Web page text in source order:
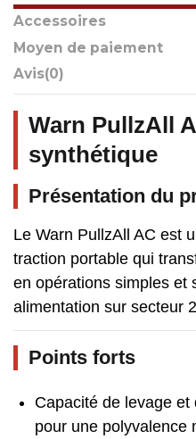
Accessoires
Moyen de paiement
Avis(0)
Warn PullzAll
synthétique
Présentation du
Le Warn PullzAll AC est
traction portable qui
en opérations simples et
alimentation sur secteur
Points forts
Capacité de levage
pour une polyvalence